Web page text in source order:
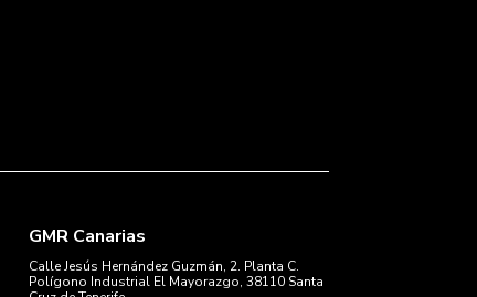
GMR Canarias
Calle Jesús Hernández Guzmán, 2. Planta C.
Polígono Industrial El Mayorazgo, 38110 Santa